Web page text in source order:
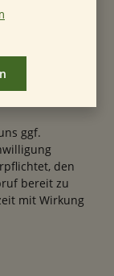
nach
ist bei
Art. 6 Abs. 1
ggf.
den
bereit zu
mit Wirkung